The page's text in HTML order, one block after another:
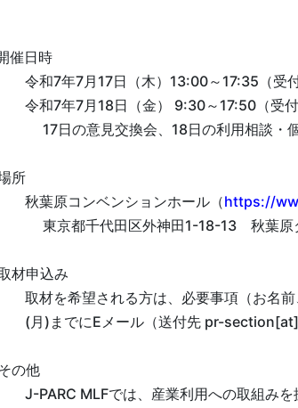
催日時
令和7年7月17日（木）13:00～17:35（受
令和7年7月18日（金） 9:30～17:50（受
17日の意見交換会、18日の利用相談・
所
秋葉原コンベンションホール（https://
東京都千代田区外神田1-18-13 秋葉原
材申込み
取材を希望される方は、必要事項（お名
(月)までにEメール（送付先 pr-
の他
J-PARC MLFでは、産業利用への取組み